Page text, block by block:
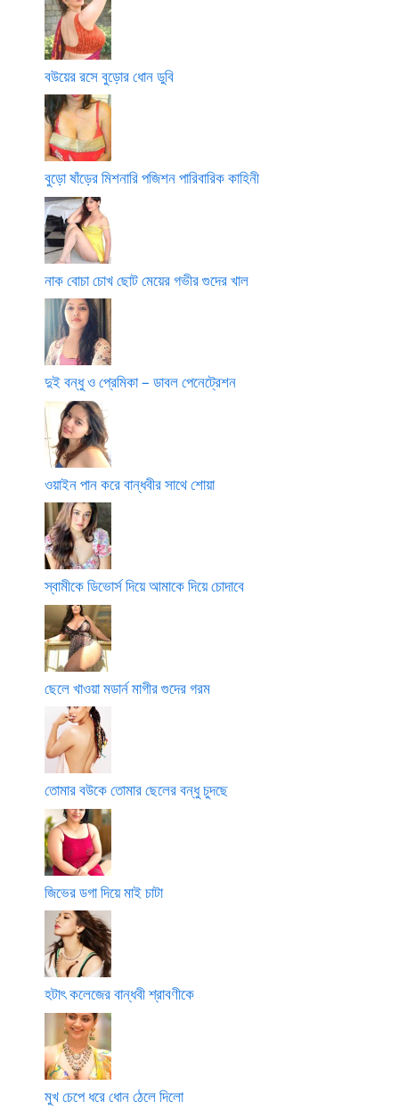
বউয়ের রসে বুড়োর ধোন ডুবি
বুড়ো ষাঁড়ের মিশনারি পজিশন পারিবারিক কাহিনী
নাক বোচা চোখ ছোট মেয়ের গভীর গুদের খাল
দুই বন্ধু ও প্রেমিকা – ডাবল পেনেট্রেশন
ওয়াইন পান করে বান্ধবীর সাথে শোয়া
স্বামীকে ডিভোর্স দিয়ে আমাকে দিয়ে চোদাবে
ছেলে খাওয়া মডার্ন মাগীর গুদের গরম
তোমার বউকে তোমার ছেলের বন্ধু চুদছে
জিভের ডগা দিয়ে মাই চাটা
হটাৎ কলেজের বান্ধবী শ্রাবণীকে
মুখ চেপে ধরে ধোন ঠেলে দিলো